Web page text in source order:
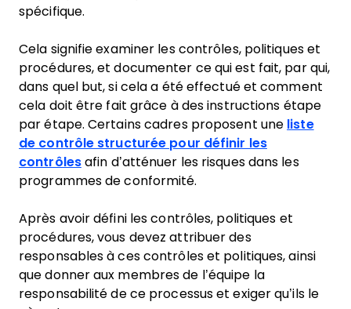
spécifique.
Cela signifie examiner les contrôles, politiques et
procédures, et documenter ce qui est fait, par qui,
dans quel but, si cela a été effectué et comment
cela doit être fait grâce à des instructions étape
par étape. Certains cadres proposent une liste
de contrôle structurée pour définir les
contrôlesafin d’atténuer les risques dans les
programmes de conformité.
Après avoir défini les contrôles, politiques et
procédures, vous devez attribuer des
responsables à ces contrôles et politiques, ainsi
que donner aux membres de l’équipe la
responsabilité de ce processus et exiger qu’ils le